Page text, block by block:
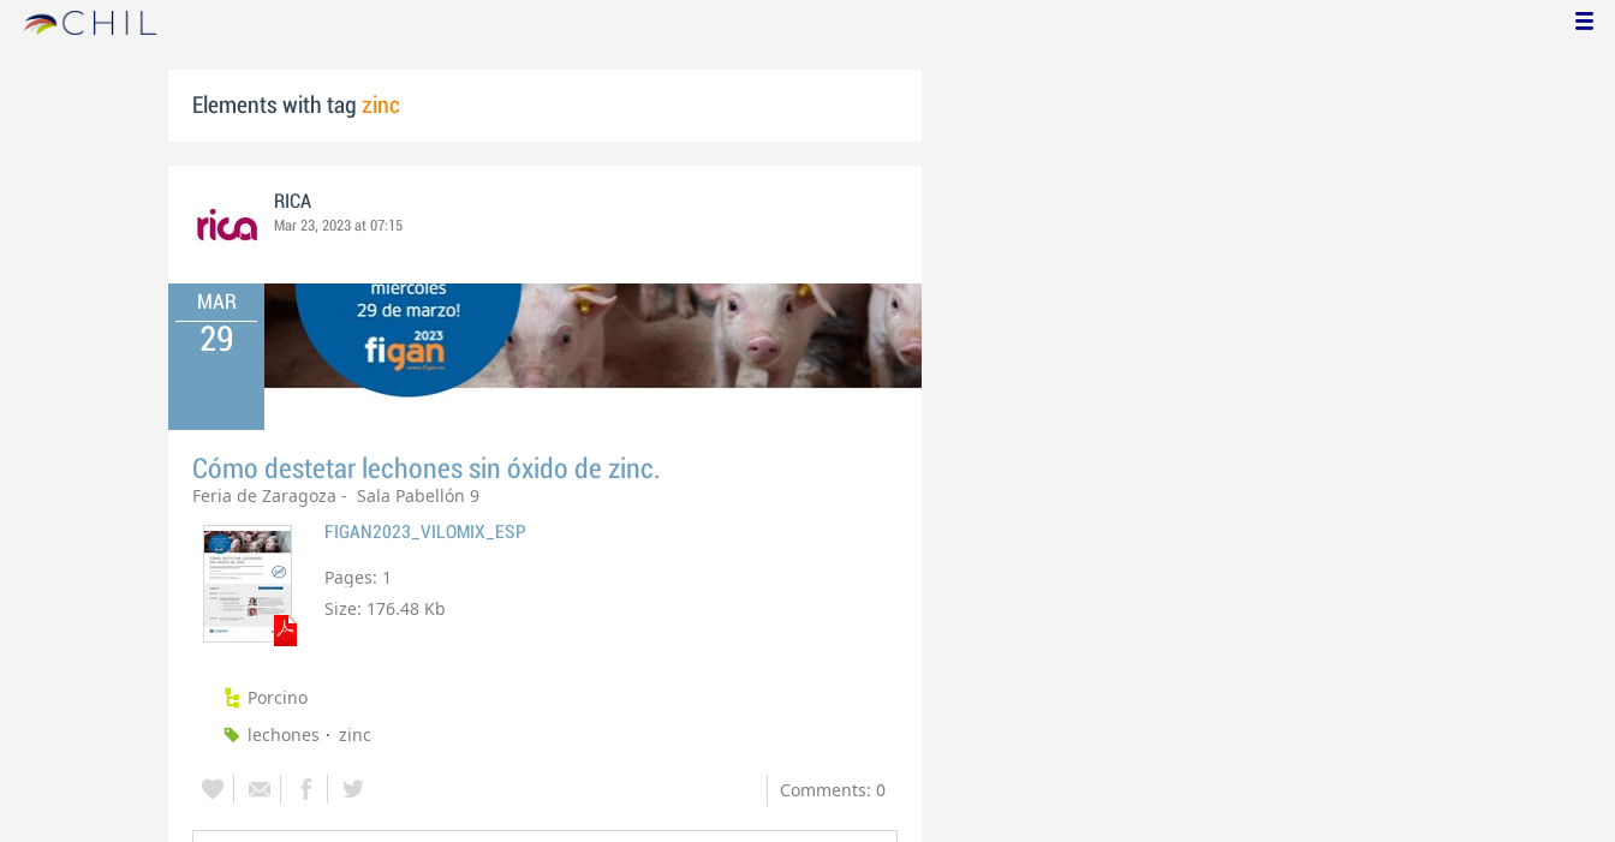
Elements with tag zinc
RICA
Mar 23, 2023 at 07:15
MAR
29
Cómo destetar lechones sin óxido de zinc.
Feria de Zaragoza - Sala Pabellón 9
FIGAN2023_VILOMIX_ESP
Pages: 1
Size: 176.48 Kb
Porcino
lechones
zinc
Comments: 0